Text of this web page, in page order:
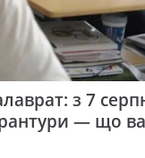
з 7
— що